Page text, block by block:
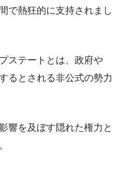
で熱狂的に支持されまし
ステートとは、政府や
るとされる非公式の勢力
響を及ぼす隠れた権力と